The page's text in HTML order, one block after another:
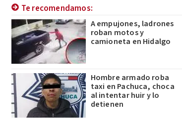
Te recomendamos:
A empujones, ladrones
roban motos y
camioneta en Hidalgo
Hombre armado roba
taxi en Pachuca, choca
al intentar huir y lo
detienen